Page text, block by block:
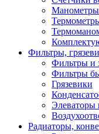
Манометры
Фильтры,
Фильтры и
Фильтры
Грязевики
Элеваторы
Радиаторы,